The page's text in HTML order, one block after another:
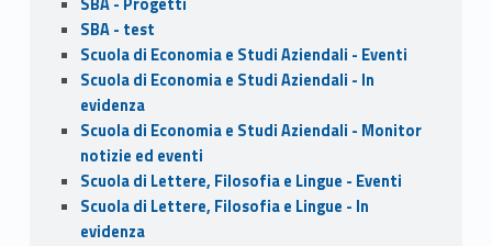
SBA - test
Scuola di Economia e Studi Aziendali - Eventi
Scuola di Economia e Studi Aziendali - In
evidenza
Scuola di Economia e Studi Aziendali - Monitor
notizie ed eventi
Scuola di Lettere, Filosofia e Lingue - Eventi
Scuola di Lettere, Filosofia e Lingue - In
evidenza